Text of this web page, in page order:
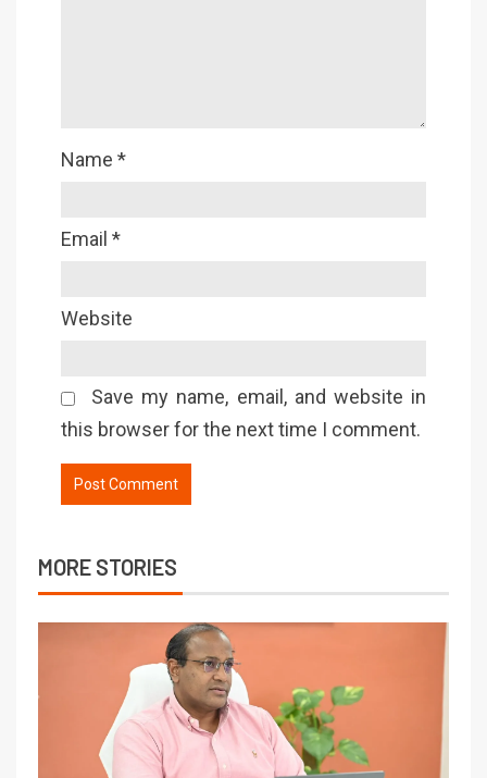
Name *
Email *
Website
Save my name, email, and website in
this browser for the next time I comment.
MORE STORIES